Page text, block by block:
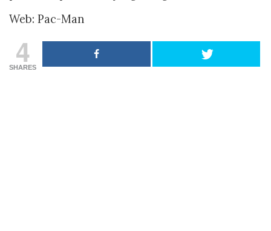
Web: Pac-Man
4
SHARES